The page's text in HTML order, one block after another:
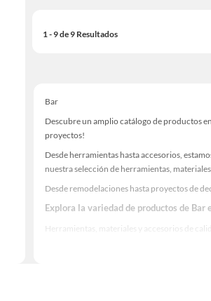
1 - 9 de 9 Resultados
Bar
Descubre un amplio catálogo de productos
proyectos!
Desde herramientas hasta accesorios,
nuestra selección de herramientas,
Desde remodelaciones hasta proyectos de
Explora la variedad de productos de Bar
Herramientas, materiales y accesorios de
Encuentra una amplia variedad de